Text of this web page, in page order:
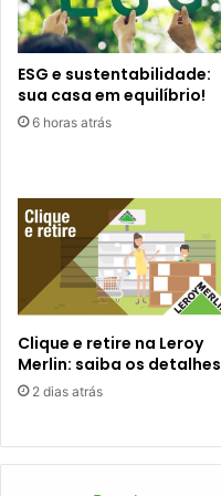
ESG e sustentabilidade:
sua casa em equilíbrio!
6 horas atrás
Clique e retire na Leroy
Merlin: saiba os detalhes
2 dias atrás